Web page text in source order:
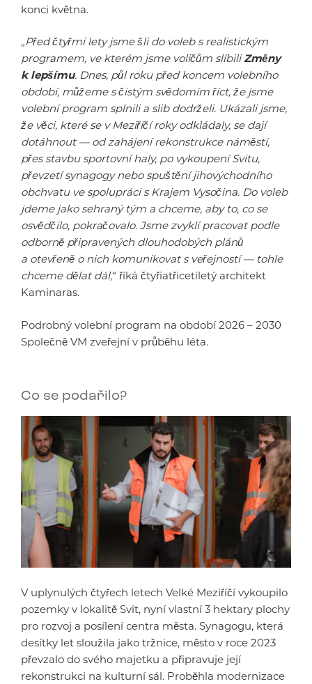
konci května.
„Před čtyřmi lety jsme šli do voleb s realistickým
programem, ve kterém jsme voličům slíbiliZměny
k lepšímu. Dnes, půl roku před koncem volebního
období, můžeme s čistým svědomím říct, že jsme
volební program splnili a slib dodrželi. Ukázali jsme,
že věci, které se v Meziříčí roky odkládaly, se dají
dotáhnout — od zahájení rekonstrukce náměstí,
přes stavbu sportovní haly, po vykoupení Svitu,
převzetí synagogy nebo spuštění jihovýchodního
obchvatu ve spolupráci s Krajem Vysočina. Do voleb
jdeme jako sehraný tým a chceme, aby to, co se
osvědčilo, pokračovalo. Jsme zvyklí pracovat podle
odborně připravených dlouhodobých plánů
a otevřeně o nich komunikovat s veřejností — tohle
chceme dělat dál,“ říká čtyřiatřicetiletý architekt
Kaminaras.
Podrobný volební program na období 2026 – 2030
Společně VM zveřejní v průběhu léta.
Co se podařilo?
V uplynulých čtyřech letech Velké Meziříčí vykoupilo
pozemky v lokalitě Svit, nyní vlastní 3 hektary plochy
pro rozvoj a posílení centra města. Synagogu, která
desítky let sloužila jako tržnice, město v roce 2023
převzalo do svého majetku a připravuje její
rekonstrukci na kulturní sál. Proběhla modernizace